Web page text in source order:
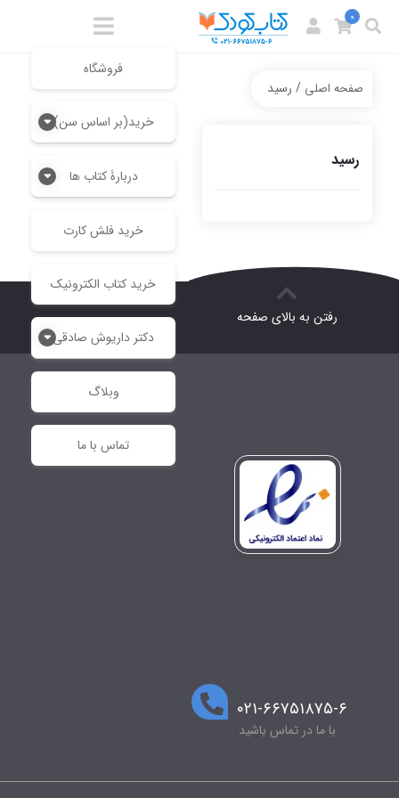
فروشگاه
خرید(بر اساس سن)
دربارۀ کتاب ها
خرید فلش کارت
خرید کتاب الکترونیک
دکتر داریوش صادقی
وبلاگ
تماس با ما
0
صفحه اصلی / رسید
رسید
رفتن به بالای صفحه
۰۲۱-۶۶۷۵۱۸۷۵-۶
با ما در تماس باشید